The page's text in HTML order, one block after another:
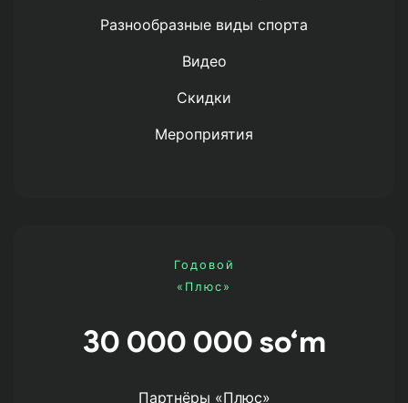
Разнообразные виды спорта
Видео
Скидки
Мероприятия
Годовой
«Плюс»
30 000 000 so‘m
Партнёры «Плюс»